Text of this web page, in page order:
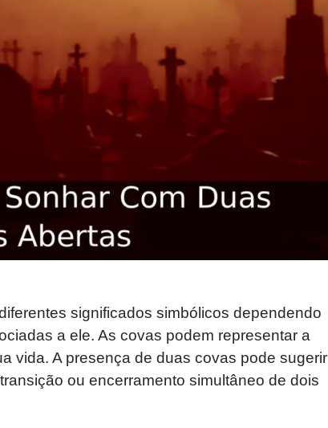
significados simbólicos dependendo
a ele. As covas podem representar a
vida. A presença de duas covas pode sugerir
ou encerramento simultâneo de dois